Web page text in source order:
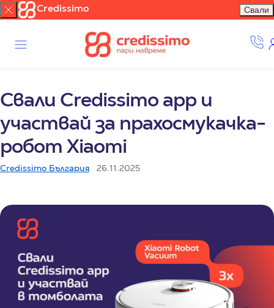
Credissimo Свали
Свали Credissimo app и
участвай за прахосмукачка-
робот Xiaomi
Credissimo България 26.11.2025